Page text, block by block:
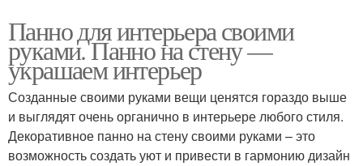
Панно для интерьера своими
руками. Панно на стену —
украшаем интерьер
Созданные своими руками вещи ценятся гораздо выше
и выглядят очень органично в интерьере любого стиля.
Декоративное панно на стену своими руками – это
возможность создать уют и привести в гармонию дизайн